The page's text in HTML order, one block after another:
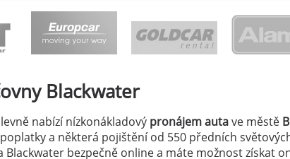
Blackwater
nabízí nízkonákladový pronájem autave městě
a některá pojištění od 550 předních
bezpečně online a máte možnost získat